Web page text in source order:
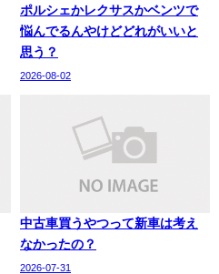
ポルシェかレクサスかベンツで
悩んでるんやけどどれがいいと
思う？
2026-08-02
中古車買うやつって新車は考え
なかったの？
2026-07-31